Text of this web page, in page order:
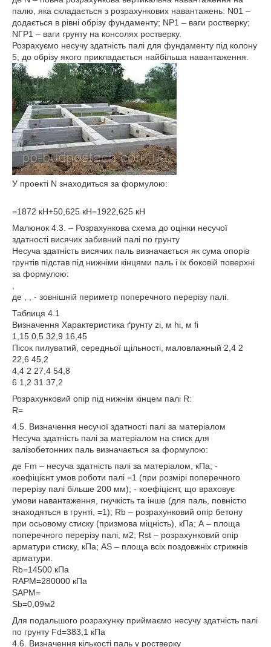
палю, яка складається з розрахункових навантажень: N01 –
додається в рівні обрізу фундаменту; NP1 – ваги ростверку;
NГР1 – ваги грунту на консолях ростверку.
Розрахуємо несучу здатність палі для фундаменту під колону
5, до обрізу якого прикладається найбільша навантаження.
У проекті N знаходиться за формулою:
=1872 кН+50,625 кН=1922,625 кН
Малюнок 4.3. – Розрахункова схема до оцінки несучої
здатності висячих забивний палі по грунту
Несуча здатність висячих паль визначається як сума опорів
грунтів підстав під нижніми кінцями паль і їх боковій поверхні
за формулою:
де , , - зовнішній периметр поперечного перерізу палі.
Таблиця 4.1
Визначення Характеристика ґрунту zi, м hi, м fi
1,15 0,5 32,9 16,45
Пісок пилуватий, середньої щільності, маловлажный 2,4 2
22,6 45,2
4,4 2 27,4 54,8
6 1,2 31 37,2
Розрахунковий опір під нижнім кінцем палі R:
R=
4.5. Визначення несучої здатності палі за матеріалом
Несуча здатність палі за матеріалом на стиск для
залізобетонних паль визначається за формулою:
де Fm – несуча здатність палі за матеріалом, кПа; -
коефіцієнт умов роботи палі =1 (при розмірі поперечного
перерізу палі більше 200 мм); - коефіцієнт, що враховує
умови навантаження, гнучкість та інше (для паль, повністю
знаходяться в грунті, =1); Rb – розрахунковий опір бетону
при осьовому стиску (призмова міцність), кПа; А – площа
поперечного перерізу палі, м2; Rst – розрахунковий опір
арматури стиску, кПа; AS – площа всіх поздовжніх стрижнів
арматури.
Rb=14500 кПа
RАРМ=280000 кПа
ЅАРМ=
Sb=0,09м2
Для подальшого розрахунку приймаємо несучу здатність палі
по грунту Fd=383,1 кПа
4.6. Визначення кількості паль у ростверку